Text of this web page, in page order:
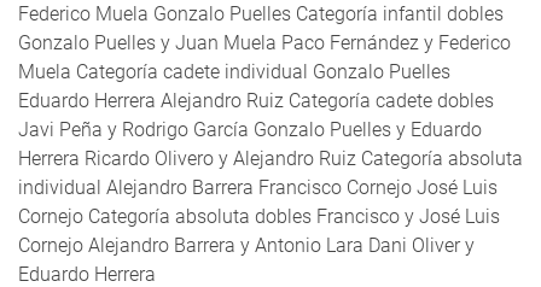
Federico Muela Gonzalo Puelles Categoría infantil dobles
Gonzalo Puelles y Juan Muela Paco Fernández y Federico
Muela Categoría cadete individual Gonzalo Puelles
Eduardo Herrera Alejandro Ruiz Categoría cadete dobles
Javi Peña y Rodrigo García Gonzalo Puelles y Eduardo
Herrera Ricardo Olivero y Alejandro Ruiz Categoría absoluta
individual Alejandro Barrera Francisco Cornejo José Luis
Cornejo Categoría absoluta dobles Francisco y José Luis
Cornejo Alejandro Barrera y Antonio Lara Dani Oliver y
Eduardo Herrera